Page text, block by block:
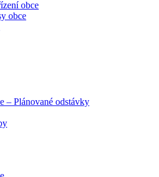
obce
obce
– Plánované odstávky